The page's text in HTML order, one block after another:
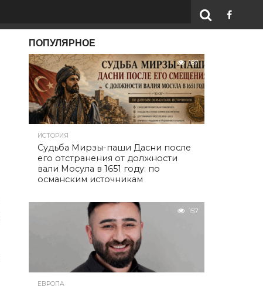
ПОПУЛЯРНОЕ
187
ИСТОРИЯ
Судьба Мирзы-паши Дасни после
его отстранения от должности
вали Мосула в 1651 году: по
османским источникам
157
ЕВРОПА